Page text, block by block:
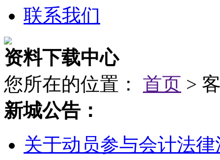
联系我们
资料下载中心
您所在的位置： 首页 >
新城公告：
关于动员参与会计法